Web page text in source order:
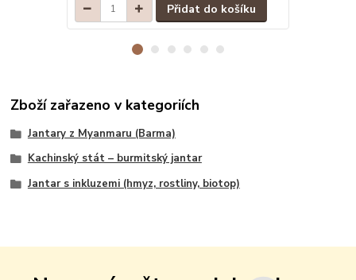
Přidat do košíku
Zboží zařazeno v kategoriích
Jantary z Myanmaru (Barma)
Kachinský stát – burmitský jantar
Jantar s inkluzemi (hmyz, rostliny, biotop)